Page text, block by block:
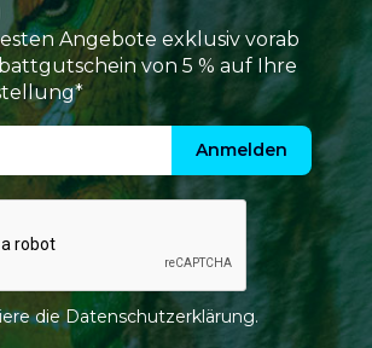
Angebote exklusiv vorab
von 5 % auf Ihre
Anmelden
dieDatenschutzerklärung.